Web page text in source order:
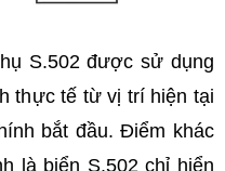
S.502 được sử dụng
thực tế từ vị trí hiện tại
bắt đầu. Điểm khác
là biển S.502 chỉ hiển